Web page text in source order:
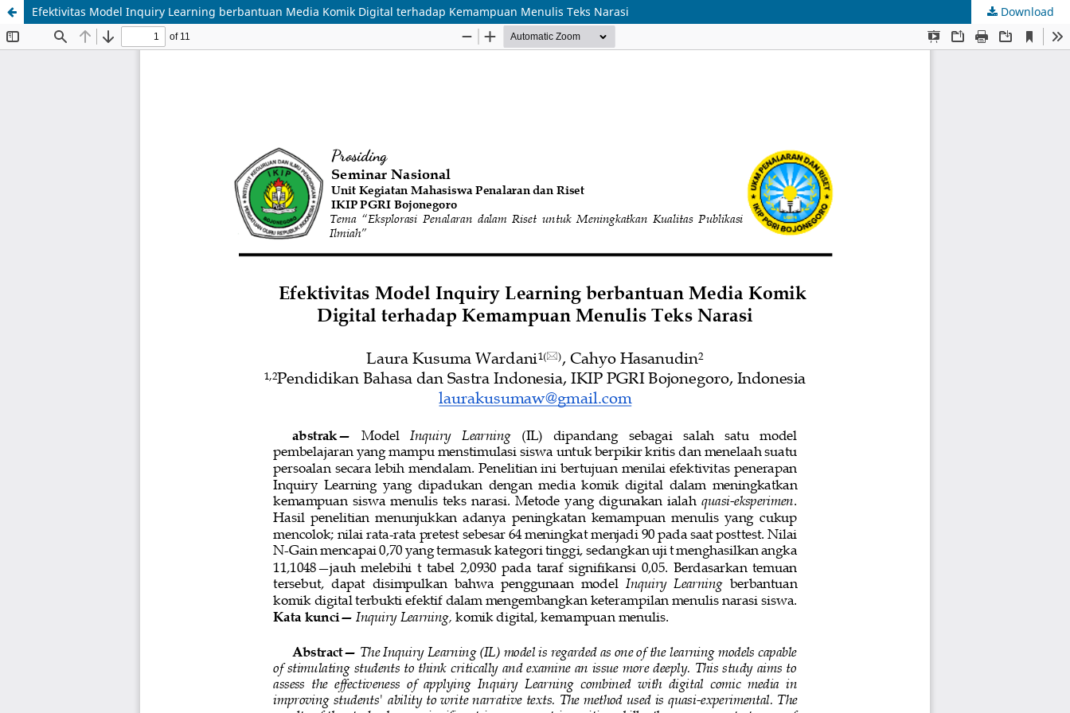
Efektivitas Model Inquiry Learning berbantuan Media Komik Digital terhadap Kemampuan Menulis Teks Narasi Download